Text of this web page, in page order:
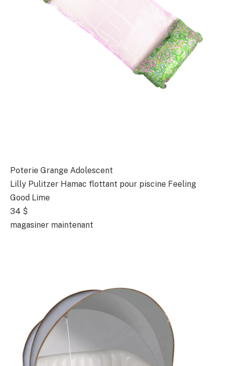
Poterie Grange Adolescent
Lilly Pulitzer Hamac flottant pour piscine Feeling
Good Lime
34 $
magasiner maintenant